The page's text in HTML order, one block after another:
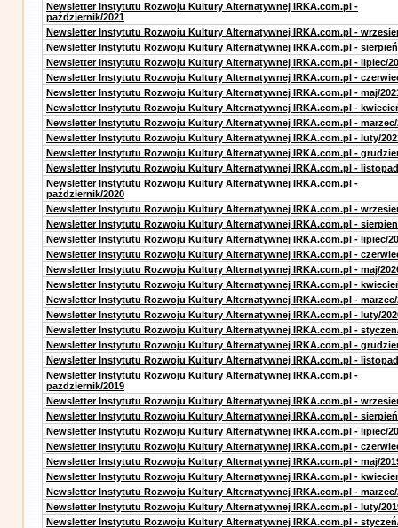
Newsletter Instytutu Rozwoju Kultury Alternatywnej IRKA.com.pl -
październik/2021
Newsletter Instytutu Rozwoju Kultury Alternatywnej IRKA.com.pl -
Newsletter Instytutu Rozwoju Kultury Alternatywnej IRKA.com.pl -
Newsletter Instytutu Rozwoju Kultury Alternatywnej IRKA.com.pl - lipiec/
Newsletter Instytutu Rozwoju Kultury Alternatywnej IRKA.com.pl -
Newsletter Instytutu Rozwoju Kultury Alternatywnej IRKA.com.pl - maj/
Newsletter Instytutu Rozwoju Kultury Alternatywnej IRKA.com.pl -
Newsletter Instytutu Rozwoju Kultury Alternatywnej IRKA.com.pl - marzec/
Newsletter Instytutu Rozwoju Kultury Alternatywnej IRKA.com.pl - luty/
Newsletter Instytutu Rozwoju Kultury Alternatywnej IRKA.com.pl -
Newsletter Instytutu Rozwoju Kultury Alternatywnej IRKA.com.pl -
Newsletter Instytutu Rozwoju Kultury Alternatywnej IRKA.com.pl -
październik/2020
Newsletter Instytutu Rozwoju Kultury Alternatywnej IRKA.com.pl -
Newsletter Instytutu Rozwoju Kultury Alternatywnej IRKA.com.pl -
Newsletter Instytutu Rozwoju Kultury Alternatywnej IRKA.com.pl - lipiec/
Newsletter Instytutu Rozwoju Kultury Alternatywnej IRKA.com.pl -
Newsletter Instytutu Rozwoju Kultury Alternatywnej IRKA.com.pl - maj/
Newsletter Instytutu Rozwoju Kultury Alternatywnej IRKA.com.pl -
Newsletter Instytutu Rozwoju Kultury Alternatywnej IRKA.com.pl - marzec/
Newsletter Instytutu Rozwoju Kultury Alternatywnej IRKA.com.pl - luty/
Newsletter Instytutu Rozwoju Kultury Alternatywnej IRKA.com.pl -
Newsletter Instytutu Rozwoju Kultury Alternatywnej IRKA.com.pl -
Newsletter Instytutu Rozwoju Kultury Alternatywnej IRKA.com.pl -
Newsletter Instytutu Rozwoju Kultury Alternatywnej IRKA.com.pl -
pazdziernik/2019
Newsletter Instytutu Rozwoju Kultury Alternatywnej IRKA.com.pl -
Newsletter Instytutu Rozwoju Kultury Alternatywnej IRKA.com.pl -
Newsletter Instytutu Rozwoju Kultury Alternatywnej IRKA.com.pl - lipiec/
Newsletter Instytutu Rozwoju Kultury Alternatywnej IRKA.com.pl -
Newsletter Instytutu Rozwoju Kultury Alternatywnej IRKA.com.pl - maj/
Newsletter Instytutu Rozwoju Kultury Alternatywnej IRKA.com.pl -
Newsletter Instytutu Rozwoju Kultury Alternatywnej IRKA.com.pl - marzec/
Newsletter Instytutu Rozwoju Kultury Alternatywnej IRKA.com.pl - luty/
Newsletter Instytutu Rozwoju Kultury Alternatywnej IRKA.com.pl -